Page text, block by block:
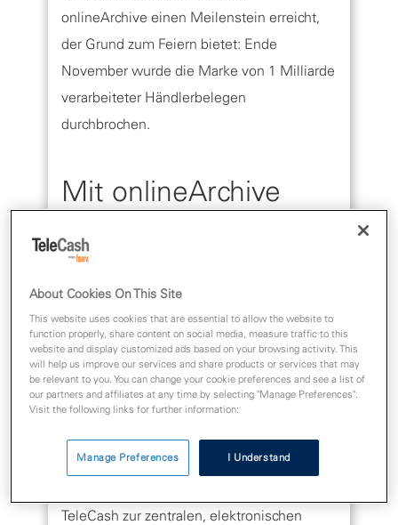
onlineArchive einen Meilenstein erreicht,
der Grund zum Feiern bietet: Ende
November wurde die Marke von 1 Milliarde
verarbeiteter Händlerbelegen
durchbrochen.
Mit onlineArchive
digitalisieren und
Gutes für die Umwelt
tun
OnlineArchive bietet Händlerinnen und
Händlern eine umweltschonende
Händlerbelege werden während des
TeleCash zur zentralen, elektronischen
About Cookies On This Site
This website uses cookies that are essential to allow the website to
function properly, share content on social media, measure traffic to this
website and display customized ads based on your browsing activity. This
will help us improve our services and share products or services that may
be relevant to you. You can change your cookie preferences and see a list of
our partners and affiliates at any time by selecting "Manage Preferences".
Visit the following links for further information:
Manage Preferences I Understand